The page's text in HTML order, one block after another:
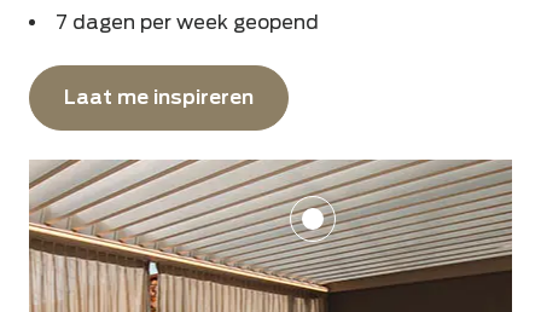
7 dagen per week geopend
Laat me inspireren